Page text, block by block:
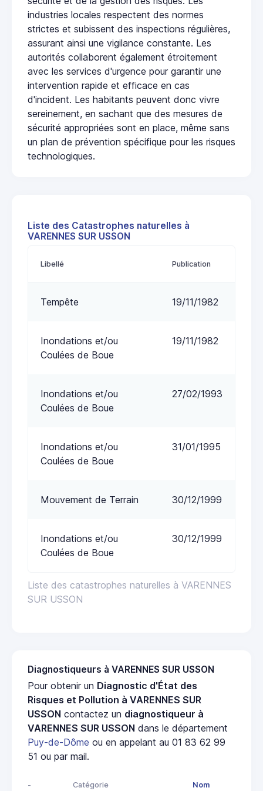
industries locales respectent des normes
strictes et subissent des inspections régulières,
assurant ainsi une vigilance constante. Les
autorités collaborent également étroitement
avec les services d'urgence pour garantir une
intervention rapide et efficace en cas
d'incident. Les habitants peuvent donc vivre
sereinement, en sachant que des mesures de
sécurité appropriées sont en place, même sans
un plan de prévention spécifique pour les risques
technologiques.
Liste des Catastrophes naturelles à
VARENNES SUR USSON
Liste des catastrophes naturelles à VARENNES
SUR USSON
Libellé Publication
Tempête 19/11/1982
Inondations et/ou
Coulées de Boue
19/11/1982
Inondations et/ou
Coulées de Boue
27/02/1993
Inondations et/ou
Coulées de Boue
31/01/1995
Mouvement de Terrain 30/12/1999
Inondations et/ou
Coulées de Boue
30/12/1999
Diagnostiqueurs à VARENNES SUR USSON
Pour obtenir un Diagnostic d'État des
Risques et Pollution à VARENNES SUR
USSON contactez un diagnostiqueur à
VARENNES SUR USSON dans le département
Puy-de-Dôme ou en appelant au 01 83 62 99
51 ou par mail.
- Catégorie Nom